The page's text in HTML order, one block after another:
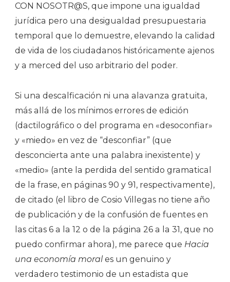
CON NOSOTR@S, que impone una igualdad
jurídica pero una desigualdad presupuestaria
temporal que lo demuestre, elevando la calidad
de vida de los ciudadanos históricamente ajenos
y a merced del uso arbitrario del poder.
Si una descalficación ni una alavanza gratuita,
más allá de los mínimos errores de edición
(dactilográfico o del programa en «desoconfiar»
y «miedo» en vez de “desconfiar” (que
desconcierta ante una palabra inexistente) y
«medio» (ante la perdida del sentido gramatical
de la frase, en páginas 90 y 91, respectivamente),
de citado (el libro de Cosio Villegas no tiene año
de publicación y de la confusión de fuentes en
las citas 6 a la 12 o de la página 26 a la 31, que no
puedo confirmar ahora), me parece que Hacia
una economía morales un genuino y
verdadero testimonio de un estadista que